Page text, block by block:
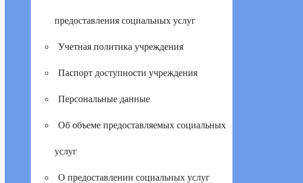
предоставления социальных услуг
Учетная политика учреждения
Паспорт доступности учреждения
Персональные данные
Об объеме предоставляемых социальных
услуг
О предоставлении социальных услуг